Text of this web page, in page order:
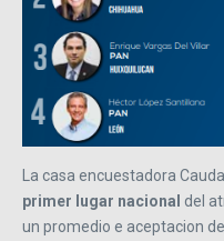
La casa encuestadora
primer lugar nacional del
un promedio e aceptacion